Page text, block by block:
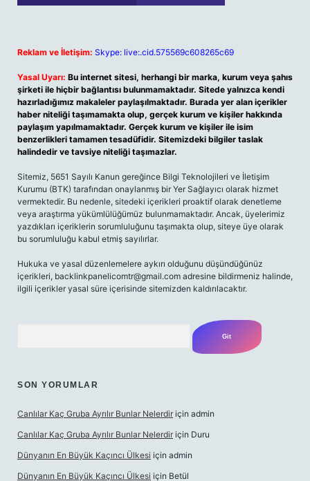
Reklam ve İletişim: Skype: live:.cid.575569c608265c69
Yasal Uyarı: Bu internet sitesi, herhangi bir marka, kurum veya şahıs
şirketi ile hiçbir bağlantısı bulunmamaktadır. Sitede yalnızca kendi
hazırladığımız makaleler paylaşılmaktadır. Burada yer alan içerikler
haber niteliği taşımamakta olup, gerçek kurum ve kişiler hakkında
paylaşım yapılmamaktadır. Gerçek kurum ve kişiler ile isim
benzerlikleri tamamen tesadüfidir. Sitemizdeki bilgiler taslak
halindedir ve tavsiye niteliği taşımazlar.
Sitemiz, 5651 Sayılı Kanun gereğince Bilgi Teknolojileri ve İletişim
Kurumu (BTK) tarafından onaylanmış bir Yer Sağlayıcı olarak hizmet
vermektedir. Bu nedenle, sitedeki içerikleri proaktif olarak denetleme
veya araştırma yükümlülüğümüz bulunmamaktadır. Ancak, üyelerimiz
yazdıkları içeriklerin sorumluluğunu taşımakta olup, siteye üye olarak
bu sorumluluğu kabul etmiş sayılırlar.
Hukuka ve yasal düzenlemelere aykırı olduğunu düşündüğünüz
içerikleri, backlinkpanelicomtr@gmail.com adresine bildirmeniz halinde,
ilgili içerikler yasal süre içerisinde sitemizden kaldırılacaktır.
SON YORUMLAR
Canlılar Kaç Gruba Ayrılır Bunlar Nelerdir için admin
Canlılar Kaç Gruba Ayrılır Bunlar Nelerdir için Duru
Dünyanın En Büyük Kaçıncı Ülkesi için admin
Dünyanın En Büyük Kaçıncı Ülkesi için Betül